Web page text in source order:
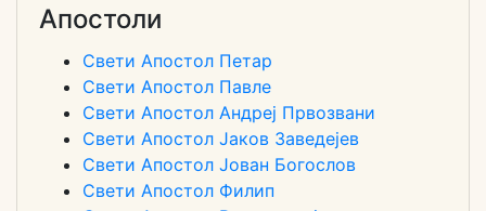
Апостоли
Свети Апостол Петар
Свети Апостол Павле
Свети Апостол Андреј Првозвани
Свети Апостол Јаков Заведејев
Свети Апостол Јован Богослов
Свети Апостол Филип